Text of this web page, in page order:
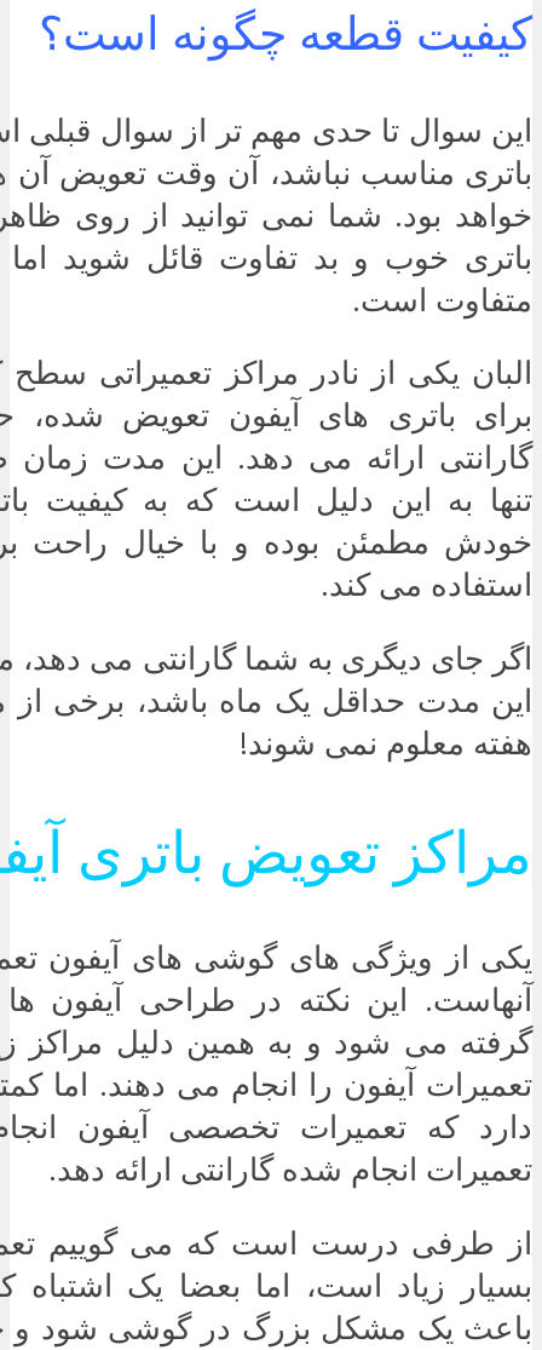
کیفیت قطعه چگونه است؟
این سوال تا حدی مهم تر از سوال قبلی
باتری مناسب نباشد، آن وقت تعویض آن
خواهد بود. شما نمی توانید از روی
باتری خوب و بد تفاوت قائل شوید اما
متفاوت است.
البان یکی از نادر مراکز تعمیراتی
برای باتری های آیفون تعویض شده،
گارانتی ارائه می دهد. این مدت زمان
تنها به این دلیل است که به کیفیت
خودش مطمئن بوده و با خیال راحت
استفاده می کند.
اگر جای دیگری به شما گارانتی می دهد،
این مدت حداقل یک ماه باشد، برخی
هفته معلوم نمی شوند!
مراکز تعویض باتری
یکی از ویژگی های گوشی های آیفون
آنهاست. این نکته در طراحی آیفون
گرفته می شود و به همین دلیل مراکز
تعمیرات آیفون را انجام می دهند. اما
دارد که تعمیرات تخصصی آیفون
تعمیرات انجام شده گارانتی ارائه دهد.
از طرفی درست است که می گوییم
بسیار زیاد است، اما بعضا یک اشتباه
باعث یک مشکل بزرگ در گوشی شود و